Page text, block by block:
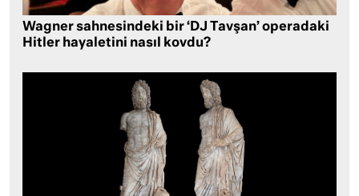
Wagner sahnesindeki bir ‘DJ Tavşan’ operadaki
Hitler hayaletini nasıl kovdu?